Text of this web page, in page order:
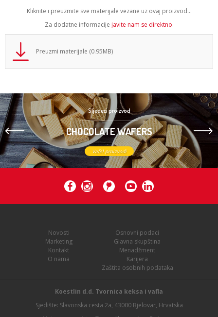
Kliknite i preuzmite sve materijale vezane uz ovaj proizvod...
Za dodatne informacije javite nam se direktno.
Preuzmi materijale (0.95MB)
Sljedeći proizvod
CHOCOLATE WAFERS
Vafel proizvodi
Novosti
Marketing
Kontakt
O nama
Osnovni podaci
Glavna skupština
Menadžment
Karijera
Zaštita osobnih podataka
Koestlin d.d. Tvornica keksa i vafla
Sjedište: Slavonska cesta 2a, 43000 Bjelovar, Hrvatska